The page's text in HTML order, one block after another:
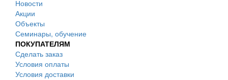
Новости
Акции
Объекты
Семинары, обучение
ПОКУПАТЕЛЯМ
Сделать заказ
Условия оплаты
Условия доставки